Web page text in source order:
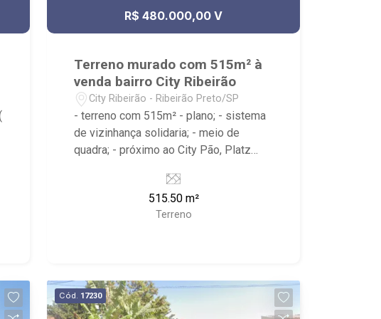
R$ 480.000,00 V
Terreno murado com 515m² à
venda bairro City Ribeirão
City Ribeirão - Ribeirão Preto/SP
- terreno com 515m² - plano; - sistema
de vizinhança solidaria; - meio de
quadra; - próximo ao City Pão, Platz
515.50 m²
Terreno
Cód. 17230